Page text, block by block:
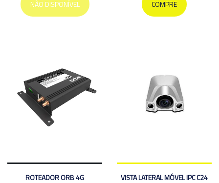
NÃO DISPONÍVEL COMPRE
ROTEADOR ORB 4G
VISTA LATERAL MÓVEL IPC C24